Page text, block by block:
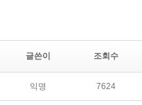
글쓴이 조회수
익명 7624